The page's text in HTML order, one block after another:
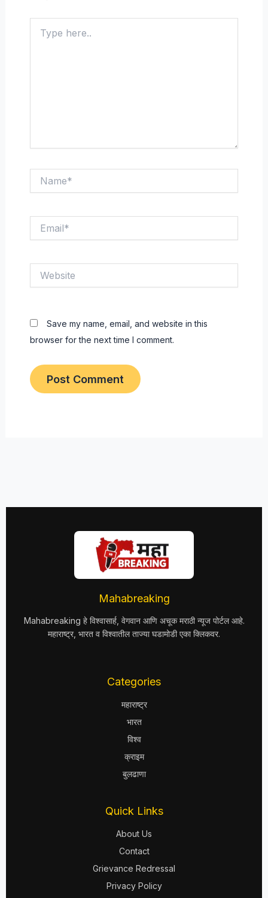
here..
Save my name, email, and website in this
browser for the next time I comment.
Mahabreaking
Mahabreaking हे विश्वासार्ह, वेगवान आणि अचूक मराठी न्यूज पोर्टल आहे.
महाराष्ट्र, भारत व विश्वातील ताज्या घडामोडी एका क्लिकवर.
Categories
महाराष्ट्र
भारत
विश्व
क्राइम
बुलढाणा
Quick Links
About Us
Contact
Grievance Redressal
Privacy Policy